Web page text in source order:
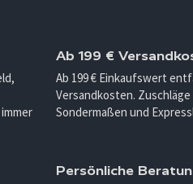
Ab 199 €
Ab 199 € Einkaufswert
Versandkosten.
Sondermaßen und
Persönliche